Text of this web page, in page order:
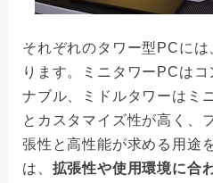
それぞれのタワー型PCに
ります。ミニタワーPCは
ナブル、ミドルタワーはミ
とカスタマイズ性が高く、
張性と高性能が求める用途
は、 拡張性や使用環境に合